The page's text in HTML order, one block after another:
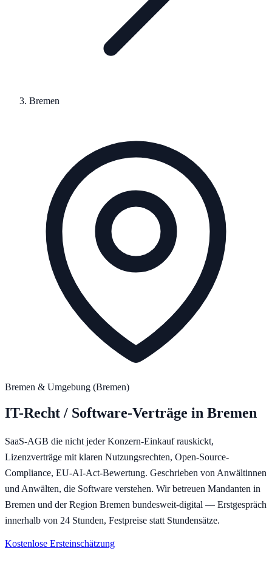
Bremen
Bremen & Umgebung (Bremen)
IT-Recht / Software-Verträge in Bremen
SaaS-AGB die nicht jeder Konzern-Einkauf rauskickt,
Lizenzverträge mit klaren Nutzungsrechten, Open-Source-
Compliance, EU-AI-Act-Bewertung. Geschrieben von Anwältinnen
und Anwälten, die Software verstehen. Wir betreuen Mandanten in
Bremen und der Region Bremen bundesweit-digital — Erstgespräch
innerhalb von 24 Stunden, Festpreise statt Stundensätze.
Kostenlose Ersteinschätzung